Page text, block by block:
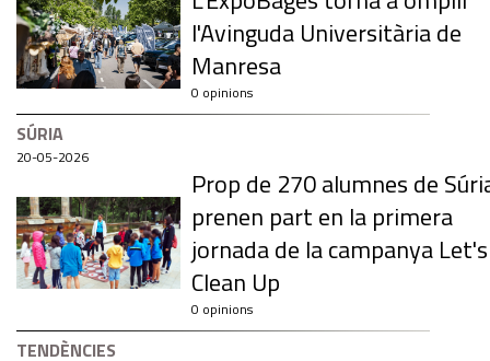
l'Avinguda Universitària de
Manresa
0 opinions
SÚRIA
20-05-2026
Prop de 270 alumnes de
prenen part en la primera
jornada de la campanya Let's
Clean Up
0 opinions
TENDÈNCIES